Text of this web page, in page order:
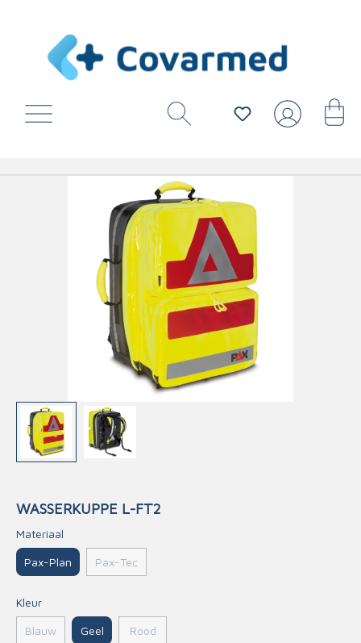
WASSERKUPPE L-FT2
Materiaal
Pax-Plan Pax-Tec
Kleur
Blauw Geel Rood